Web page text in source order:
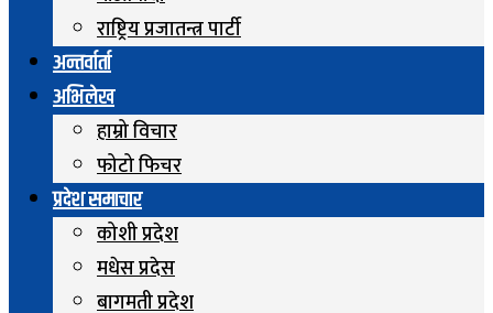
राष्ट्रिय प्रजातन्त्र पार्टी
अन्तर्वार्ता
अभिलेख
हाम्रो विचार
फोटो फिचर
प्रदेश समाचार
कोशी प्रदेश
मधेस प्रदेस
बागमती प्रदेश